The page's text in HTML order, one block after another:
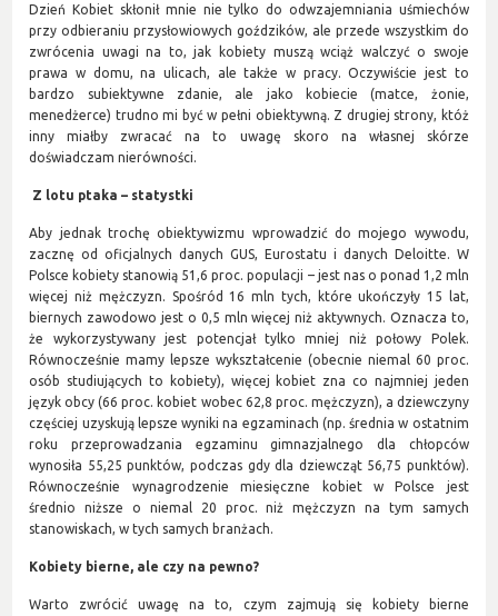
Dzień Kobiet skłonił mnie nie tylko do odwzajemniania uśmiechów
przy odbieraniu przysłowiowych goździków, ale przede wszystkim do
zwrócenia uwagi na to, jak kobiety muszą wciąż walczyć o swoje
prawa w domu, na ulicach, ale także w pracy. Oczywiście jest to
bardzo subiektywne zdanie, ale jako kobiecie (matce, żonie,
menedżerce) trudno mi być w pełni obiektywną. Z drugiej strony, któż
inny miałby zwracać na to uwagę skoro na własnej skórze
doświadczam nierówności.
Z lotu ptaka – statystki
Aby jednak trochę obiektywizmu wprowadzić do mojego wywodu,
zacznę od oficjalnych danych GUS, Eurostatu i danych Deloitte. W
Polsce kobiety stanowią 51,6 proc. populacji – jest nas o ponad 1,2 mln
więcej niż mężczyzn. Spośród 16 mln tych, które ukończyły 15 lat,
biernych zawodowo jest o 0,5 mln więcej niż aktywnych. Oznacza to,
że wykorzystywany jest potencjał tylko mniej niż połowy Polek.
Równocześnie mamy lepsze wykształcenie (obecnie niemal 60 proc.
osób studiujących to kobiety), więcej kobiet zna co najmniej jeden
język obcy (66 proc. kobiet wobec 62,8 proc. mężczyzn), a dziewczyny
częściej uzyskują lepsze wyniki na egzaminach (np. średnia w ostatnim
roku przeprowadzania egzaminu gimnazjalnego dla chłopców
wynosiła 55,25 punktów, podczas gdy dla dziewcząt 56,75 punktów).
Równocześnie wynagrodzenie miesięczne kobiet w Polsce jest
średnio niższe o niemal 20 proc. niż mężczyzn na tym samych
stanowiskach, w tych samych branżach.
Kobiety bierne, ale czy na pewno?
Warto zwrócić uwagę na to, czym zajmują się kobiety bierne